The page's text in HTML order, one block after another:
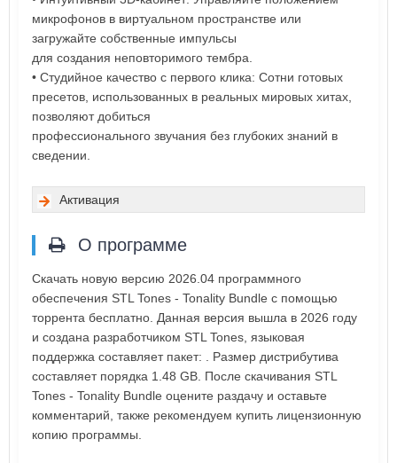
микрофонов в виртуальном пространстве или
загружайте собственные импульсы
для создания неповторимого тембра.
• Студийное качество с первого клика: Сотни готовых
пресетов, использованных в реальных мировых хитах,
позволяют добиться
профессионального звучания без глубоких знаний в
сведении.
Активация
О программе
Скачать новую версию 2026.04 программного
обеспечения STL Tones - Tonality Bundle с помощью
торрента бесплатно. Данная версия вышла в 2026 году
и создана разработчиком STL Tones, языковая
поддержка составляет пакет: . Размер дистрибутива
составляет порядка 1.48 GB. После скачивания STL
Tones - Tonality Bundle оцените раздачу и оставьте
комментарий, также рекомендуем купить лицензионную
копию программы.